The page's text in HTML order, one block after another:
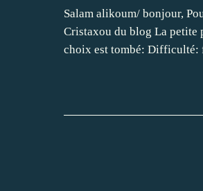
Salam alikoum/ bonjour,
Cristaxou du blog La petite
choix est tombé: Difficulté: